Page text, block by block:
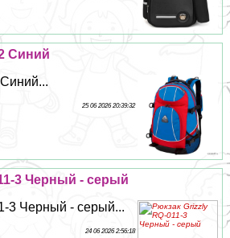
Синий
25 06 2026 20:39:32
3 Черный - серый
3 Черный - серый...
24 06 2026 2:56:18